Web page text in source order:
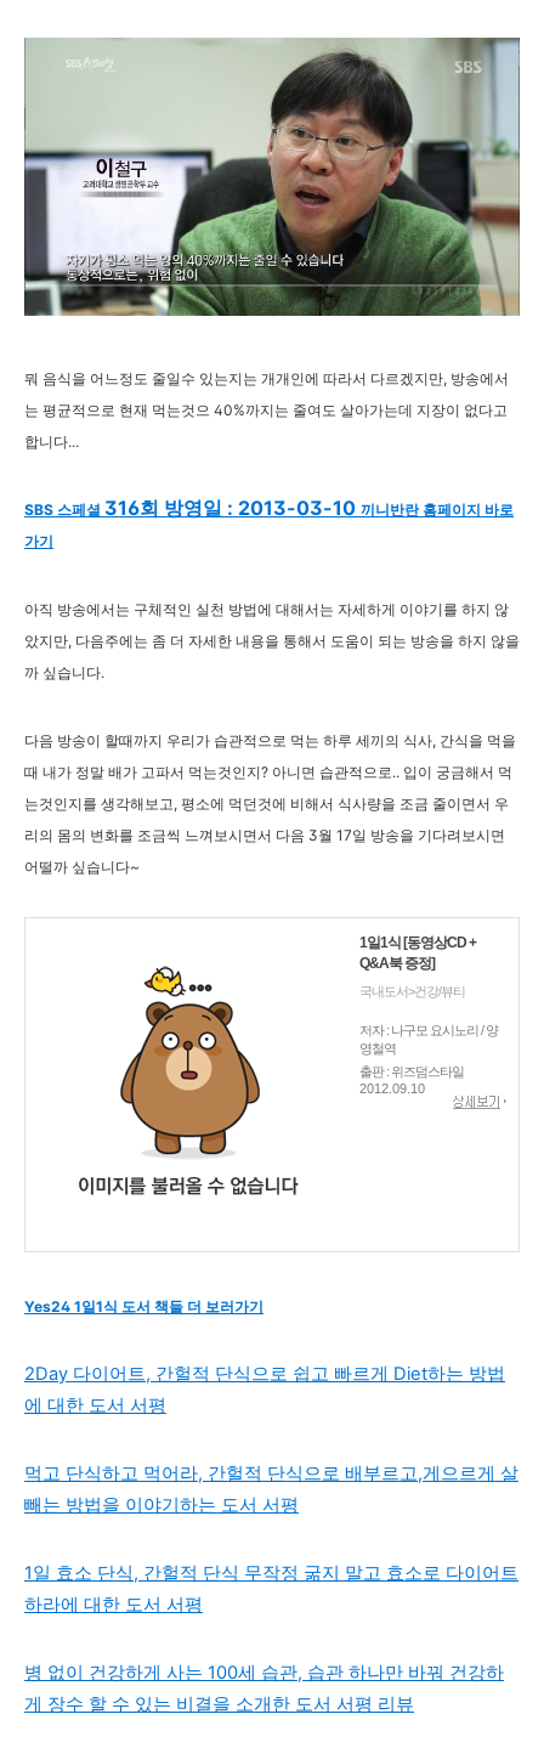
뭐 음식을 어느정도 줄일수 있는지는 개개인에 따라서 다르겠지만, 방송에서
는 평균적으로 현재 먹는것으 40%까지는 줄여도 살아가는데 지장이 없다고
합니다...
SBS 스페셜 316회 방영일 : 2013-03-10 끼니반란 홈페이지 바로
가기
아직 방송에서는 구체적인 실천 방법에 대해서는 자세하게 이야기를 하지 않
았지만, 다음주에는 좀 더 자세한 내용을 통해서 도움이 되는 방송을 하지 않을
까 싶습니다.
다음 방송이 할때까지 우리가 습관적으로 먹는 하루 세끼의 식사, 간식을 먹을
때 내가 정말 배가 고파서 먹는것인지? 아니면 습관적으로.. 입이 궁금해서 먹
는것인지를 생각해보고, 평소에 먹던것에 비해서 식사량을 조금 줄이면서 우
리의 몸의 변화를 조금씩 느껴보시면서 다음 3월 17일 방송을 기다려보시면
어떨까 싶습니다~
1일1식 [동영상CD +
Q&A북 증정]
국내도서>건강/뷰티
저자 : 나구모 요시노리 / 양
영철역
출판 : 위즈덤스타일
2012.09.10
Yes24 1일1식 도서 책들 더 보러가기
2Day 다이어트, 간헐적 단식으로 쉽고 빠르게 Diet하는 방법
에 대한 도서 서평
먹고 단식하고 먹어라, 간헐적 단식으로 배부르고,게으르게 살
빼는 방법을 이야기하는 도서 서평
1일 효소 단식, 간헐적 단식 무작정 굶지 말고 효소로 다이어트
하라에 대한 도서 서평
병 없이 건강하게 사는 100세 습관, 습관 하나만 바꿔 건강하
게 장수 할 수 있는 비결을 소개한 도서 서평 리뷰